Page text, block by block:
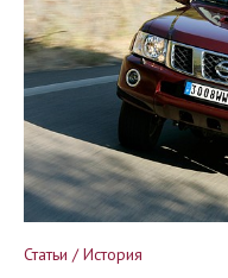
Статьи / История